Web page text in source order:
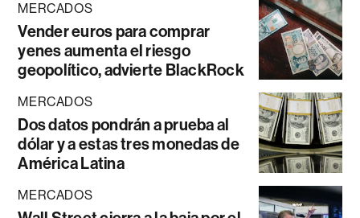
MERCADOS
Vender euros para comprar
yenes aumenta el riesgo
geopolítico, advierte BlackRock
MERCADOS
Dos datos pondrán a prueba al
dólar y a estas tres monedas de
América Latina
MERCADOS